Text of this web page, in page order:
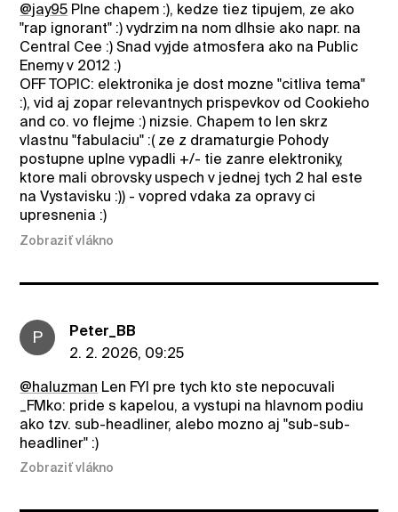
@jay95 Plne chapem :), kedze tiez tipujem, ze ako
"rap ignorant" :) vydrzim na nom dlhsie ako napr. na
Central Cee :) Snad vyjde atmosfera ako na Public
Enemy v 2012 :)
OFF TOPIC: elektronika je dost mozne "citliva tema"
:), vid aj zopar relevantnych prispevkov od Cookieho
and co. vo flejme :) nizsie. Chapem to len skrz
vlastnu "fabulaciu" :( ze z dramaturgie Pohody
postupne uplne vypadli +/- tie zanre elektroniky,
ktore mali obrovsky uspech v jednej tych 2 hal este
na Vystavisku :)) - vopred vdaka za opravy ci
upresnenia :)
Zobraziť vlákno
P
Peter_BB
2. 2. 2026, 09:25
@haluzman Len FYI pre tych kto ste nepocuvali
_FMko: pride s kapelou, a vystupi na hlavnom podiu
ako tzv. sub-headliner, alebo mozno aj "sub-sub-
headliner" :)
Zobraziť vlákno